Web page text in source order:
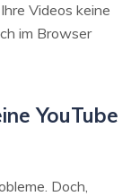
Videos keine
im Browser
YouTube
Doch,